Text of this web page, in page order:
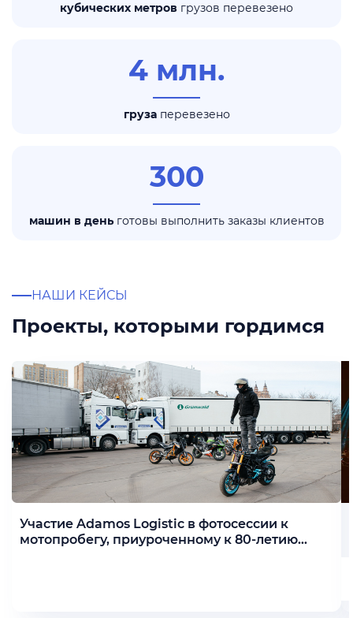
кубических метров грузов перевезено
4 млн.
грузаперевезено
300
машин в деньготовы выполнить заказы клиентов
НАШИ КЕЙСЫ
Проекты, которыми гордимся
Участие Adamos Logistic в фотосессии к
мотопробегу, приуроченному к 80-летию